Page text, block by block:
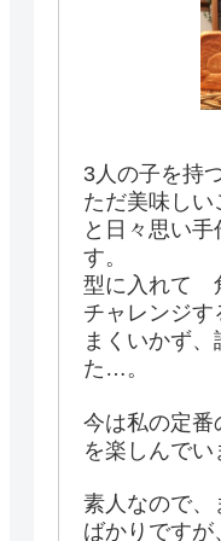
3人の子を持
ただ美味しい
と日々思い
す。
型に入れて
チャレンジす
まくいかず
た…。
今は私の定番
を楽しんでい
素人なので、
ばかりです